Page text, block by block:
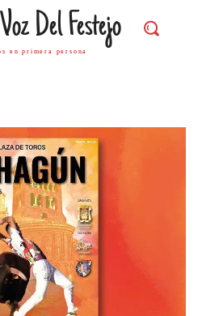
Del Festejo
en primera persona